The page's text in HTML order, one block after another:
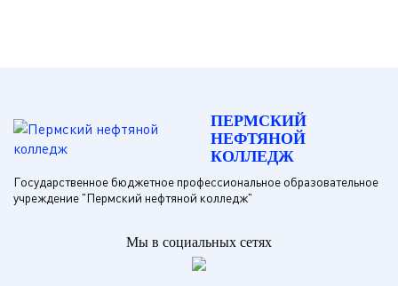
ПЕРМСКИЙ
НЕФТЯНОЙ
КОЛЛЕДЖ
Государственное бюджетное профессиональное образовательное
учреждение "Пермский нефтяной колледж"
Мы в социальных сетях